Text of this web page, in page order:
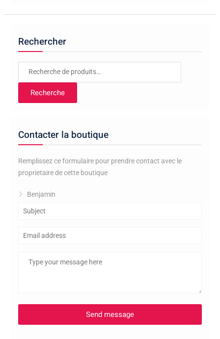
Rechercher
Recherche
Recherche
Contacter la boutique
Remplissez ce formulaire pour prendre contact avec le
proprietaire de cette boutique
Benjamin